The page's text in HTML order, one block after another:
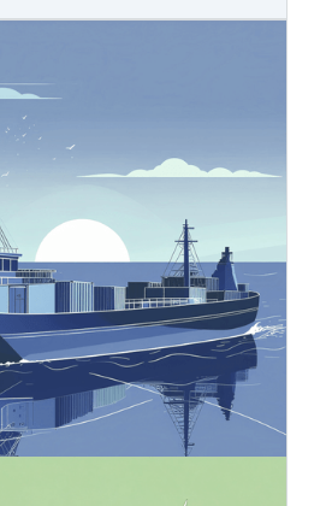
cen
dwutlenku węgla
cen na granicach z
dwutlenku węgla (CBAM)
na celu zapobieganie
przenoszeniu emisji poza UE.
się do sytuacji, w której
w UE przenoszą
emisji dwutlenku
mniej rygorystycznej polityce
lub gdy produkty wytwarzane
produktami
śladzie węglowym.